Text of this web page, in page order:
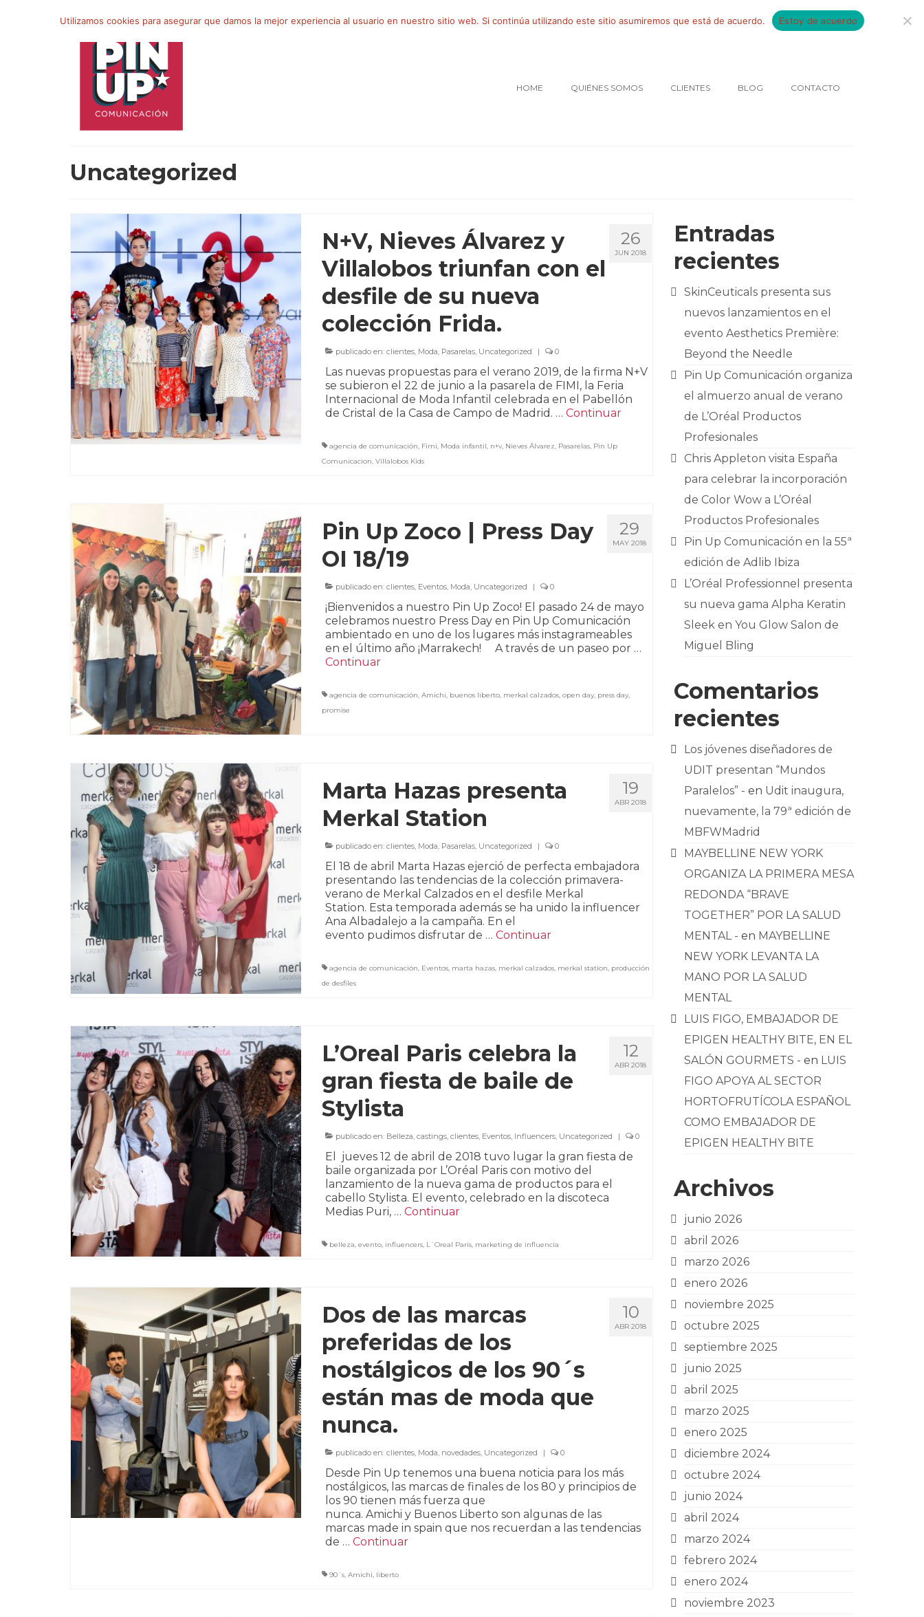
por:
HOME QUIÉNES SOMOS CLIENTES BLOG CONTACTO
Uncategorized
26
JUN 2018
N+V, Nieves Álvarez y
Villalobos triunfan con el
desfile de su nueva
colección Frida.
publicado en: clientes, Moda, Pasarelas, Uncategorized | 0
Las nuevas propuestas para el verano 2019, de la firma N+V
se subieron el 22 de junio a la pasarela de FIMI, la Feria
Internacional de Moda Infantil celebrada en el Pabellón
de Cristal de la Casa de Campo de Madrid. … Continuar
agencia de comunicación, Fimi, Moda infantil, n+v, Nieves Álvarez, Pasarelas, Pin Up
Comunicacion, Villalobos Kids
29
MAY 2018
Pin Up Zoco | Press Day
OI 18/19
publicado en: clientes, Eventos, Moda, Uncategorized | 0
¡Bienvenidos a nuestro Pin Up Zoco! El pasado 24 de mayo
celebramos nuestro Press Day en Pin Up Comunicación
ambientado en uno de los lugares más instagrameables
en el último año ¡Marrakech! A través de un paseo por …
Continuar
agencia de comunicación, Amichi, buenos liberto, merkal calzados, open day, press day,
promise
19
ABR 2018
Marta Hazas presenta
Merkal Station
publicado en: clientes, Moda Pasarelas, Uncategorized | 0
El 18 de abril Marta Hazas ejerció de perfecta embajadora
presentando las tendencias de la colección primavera-
verano de Merkal Calzados en el desfile Merkal
Station. Esta temporada además se ha unido la influencer
Ana Albadalejo a la campaña. En el
evento pudimos disfrutar de … Continuar
agencia de comunicación, Eventos, marta hazas, merkal calzados, merkal station, producción
de desfiles
12
ABR 2018
L’Oreal Paris celebra la
gran fiesta de baile de
Stylista
publicado en: Belleza castings, clientes, Eventos, Influencers, Uncategorized | 0
El jueves 12 de abril de 2018 tuvo lugar la gran fiesta de
baile organizada por L’Oréal Paris con motivo del
lanzamiento de la nueva gama de productos para el
cabello Stylista. El evento, celebrado en la discoteca
Medias Puri, … Continuar
belleza, evento, influencers, L´Oreal Paris, marketing de influencia
10
ABR 2018
Dos de las marcas
preferidas de los
nostálgicos de los 90´s
están mas de moda que
nunca.
publicado en: clientes, Moda novedades, Uncategorized | 0
Desde Pin Up tenemos una buena noticia para los más
nostálgicos, las marcas de finales de los 80 y principios de
los 90 tienen más fuerza que
nunca. Amichi y Buenos Liberto son algunas de las
marcas made in spain que nos recuerdan a las tendencias
de … Continuar
90´s, Amichi, liberto
Entradas
recientes
SkinCeuticals presenta sus
nuevos lanzamientos en el
evento Aesthetics Première:
Beyond the Needle
Pin Up Comunicación organiza
el almuerzo anual de verano
de L’Oréal Productos
Profesionales
Chris Appleton visita España
para celebrar la incorporación
de Color Wow a L’Oréal
Productos Profesionales
Pin Up Comunicación en la 55ª
edición de Adlib Ibiza
L’Oréal Professionnel presenta
su nueva gama Alpha Keratin
Sleek en You Glow Salon de
Miguel Bling
Comentarios
recientes
Los jóvenes diseñadores de
UDIT presentan “Mundos
Paralelos” - en Udit inaugura,
nuevamente, la 79ª edición de
MBFWMadrid
MAYBELLINE NEW YORK
ORGANIZA LA PRIMERA MESA
REDONDA “BRAVE
TOGETHER” POR LA SALUD
MENTAL - en MAYBELLINE
NEW YORK LEVANTA LA
MANO POR LA SALUD
MENTAL
LUIS FIGO, EMBAJADOR DE
EPIGEN HEALTHY BITE, EN EL
SALÓN GOURMETS - en LUIS
FIGO APOYA AL SECTOR
HORTOFRUTÍCOLA ESPAÑOL
COMO EMBAJADOR DE
EPIGEN HEALTHY BITE
Archivos
junio 2026
abril 2026
marzo 2026
enero 2026
noviembre 2025
octubre 2025
septiembre 2025
junio 2025
abril 2025
marzo 2025
enero 2025
diciembre 2024
octubre 2024
junio 2024
abril 2024
marzo 2024
febrero 2024
enero 2024
noviembre 2023
Utilizamos cookies para asegurar que damos la mejor experiencia al usuario en nuestro sitio web. Si continúa utilizando este sitio asumiremos que está de acuerdo. Estoy de acuerdo